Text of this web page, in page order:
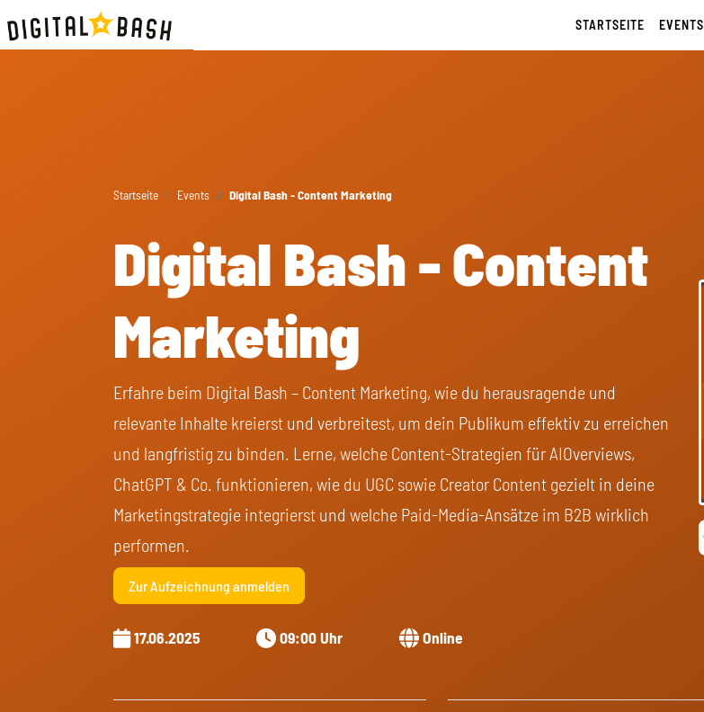
STARTSEITE EVENTS
Startseite Events Digital Bash - Content Marketing
Digital Bash - Content
Marketing
Erfahre beim Digital Bash – Content Marketing, wie du herausragende und
relevante Inhalte kreierst und verbreitest, um dein Publikum effektiv zu erreichen
und langfristig zu binden. Lerne, welche Content-Strategien für AIOverviews,
ChatGPT & Co. funktionieren, wie du UGC sowie Creator Content gezielt in deine
Marketingstrategie integrierst und welche Paid-Media-Ansätze im B2B wirklich
performen.
Zur Aufzeichnung anmelden
17.06.2025 09:00 Uhr Online